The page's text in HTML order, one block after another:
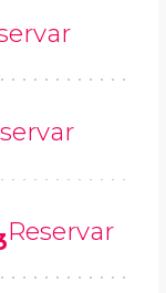
Reservar